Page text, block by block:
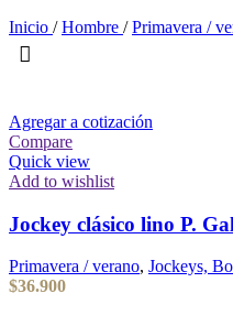
Inicio / Hombre / Primavera /
Agregar a cotización
Compare
Quick view
Add to wishlist
Jockey clásico lino P.
Primavera / verano, Jockeys,
$36.900